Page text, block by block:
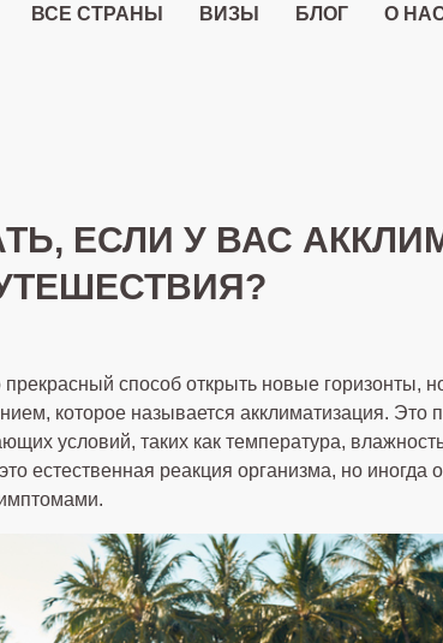
ВСЕ СТРАНЫ ВИЗЫ БЛОГ О
ЕСЛИ У ВАС
способ открыть новые горизонты,
которое называется акклиматизация. Это
условий, таких как температура,
естественная реакция организма, но иногда